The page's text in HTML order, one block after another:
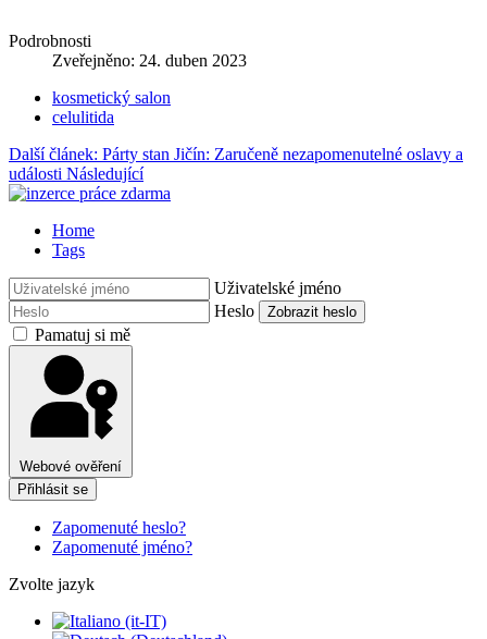
Podrobnosti
Zveřejněno: 24. duben 2023
kosmetický salon
celulitida
Další článek: Párty stan Jičín: Zaručeně nezapomenutelné oslavy a
události Následující
Home
Tags
Uživatelské jméno
Heslo
Zobrazit heslo
Pamatuj si mě
Webové ověření
Přihlásit se
Zapomenuté heslo?
Zapomenuté jméno?
Zvolte jazyk